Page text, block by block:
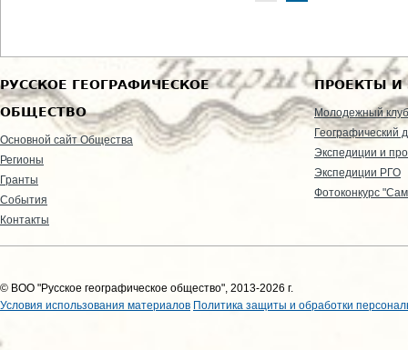
РУССКОЕ ГЕОГРАФИЧЕСКОЕ
ОБЩЕСТВО
Основной сайт Общества
Регионы
Гранты
События
Контакты
ПРОЕКТЫ И
Молодежный клуб
Географический
Экспедиции и
Экспедиции РГО
Фотоконкурс
© ВОО "Русское географическое общество", 2013-2026 г.
Условия использования материалов Политика защиты и обработки